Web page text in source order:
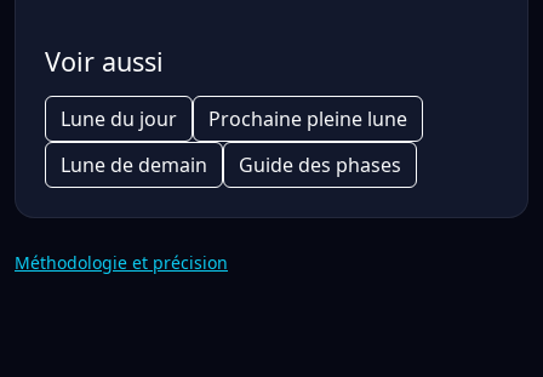
Voir aussi
Lune du jour
Prochaine pleine lune
Lune de demain
Guide des phases
Méthodologie et précision